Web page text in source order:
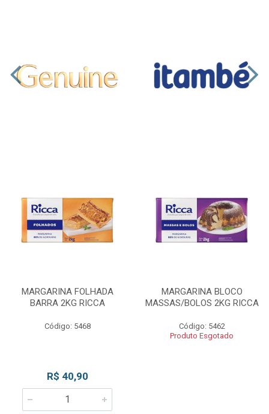
MARGARINA FOLHADA
BARRA 2KG RICCA
Código: 5468
R$ 40,90
MARGARINA BLOCO
MASSAS/BOLOS 2KG RICCA
Código: 5462
Produto Esgotado